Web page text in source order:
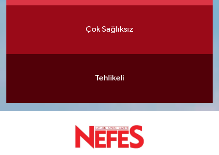
Çok Sağlıksız
Tehlikeli